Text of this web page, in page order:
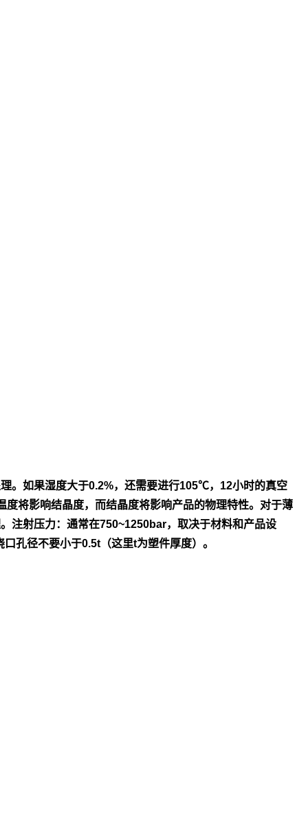
理。如果湿度大于0.2%，还需要进行105℃，12小时的真空
度将影响结晶度，而结晶度将影响产品的物理特性。对于薄
注射压力：通常在750~1250bar，取决于材料和产品设
口孔径不要小于0.5t（这里t为塑件厚度）。